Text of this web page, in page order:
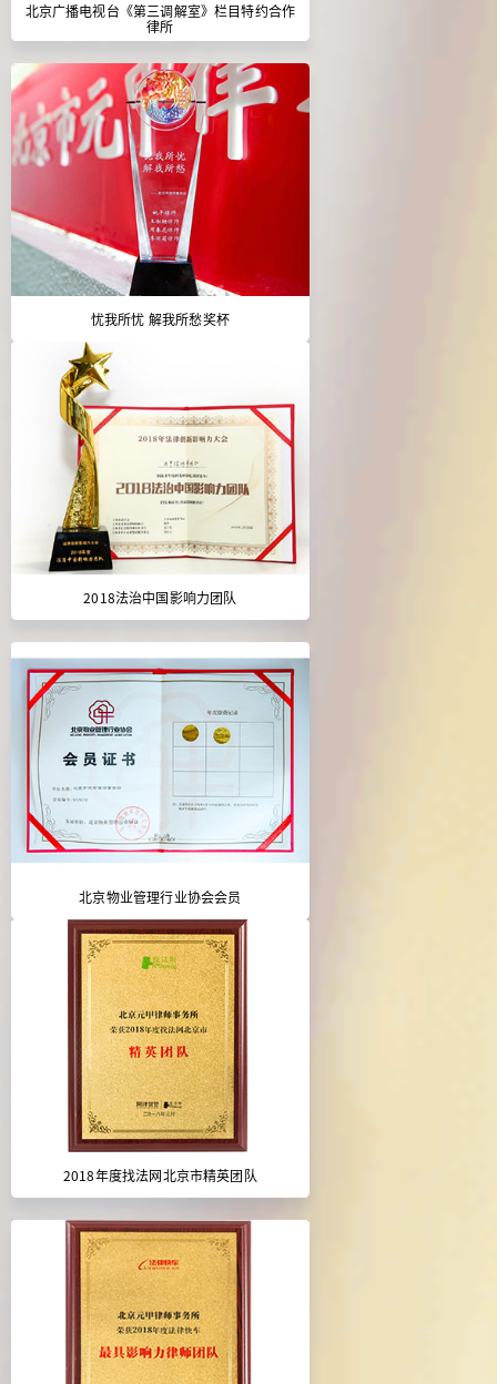
北京广播电视台《第三调解室》栏目特约合作
律所
忧我所忧 解我所愁奖杯
2018法治中国影响力团队
北京物业管理行业协会会员
2018年度找法网北京市精英团队